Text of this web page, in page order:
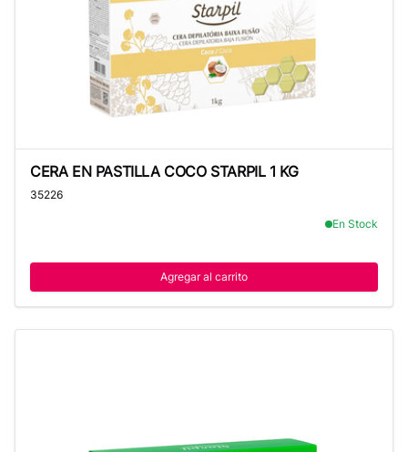
CERA EN PASTILLA COCO STARPIL 1 KG
35226
En Stock
Agregar al carrito